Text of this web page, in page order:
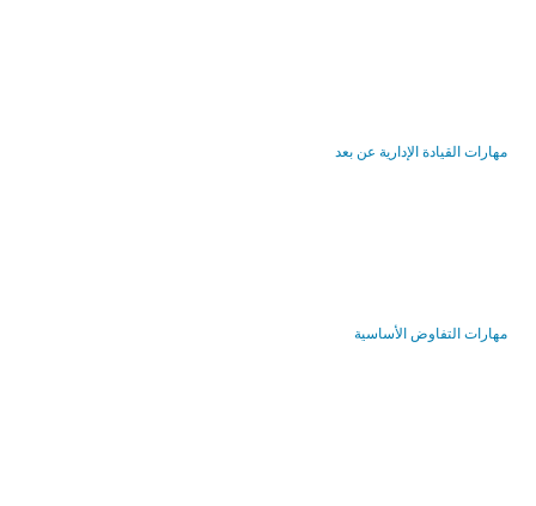
مهارات القيادة الإدارية عن بعد
مهارات التفاوض الأساسية